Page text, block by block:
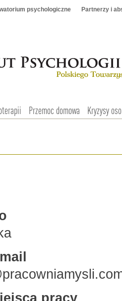
psychologiczne Partnerzy i
Przemoc domowa Kryzysy
pracy